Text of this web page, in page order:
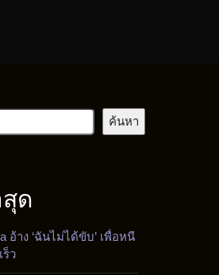
ค้นหา
สุด
อ้าง ‘ฉันไม่ได้ขับ’ เพื่อหนี
ร็ว